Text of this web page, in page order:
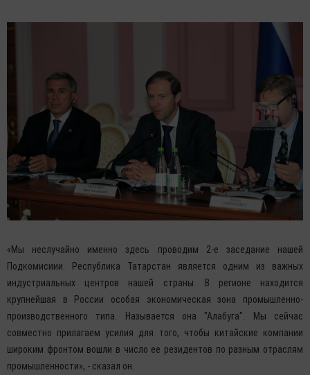
«Мы неслучайно именно здесь проводим 2-е заседание нашей
Подкомисиии. Республика Татарстан является одним из важных
индустриальных центров нашей страны. В регионе находится
крупнейшая в России особая экономическая зона промышленно-
производственного типа. Называется она "Алабуга". Мы сейчас
совместно прилагаем усилия для того, чтобы китайские компании
широким фронтом вошли в число ее резидентов по разным отраслям
промышленности», - сказал он.